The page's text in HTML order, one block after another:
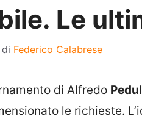
Le
di Federico Calabrese
di Alfredo
le richieste.